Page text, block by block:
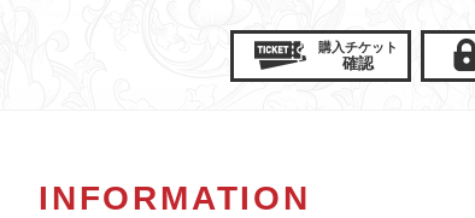
購入チケット
確認
INFORMATION